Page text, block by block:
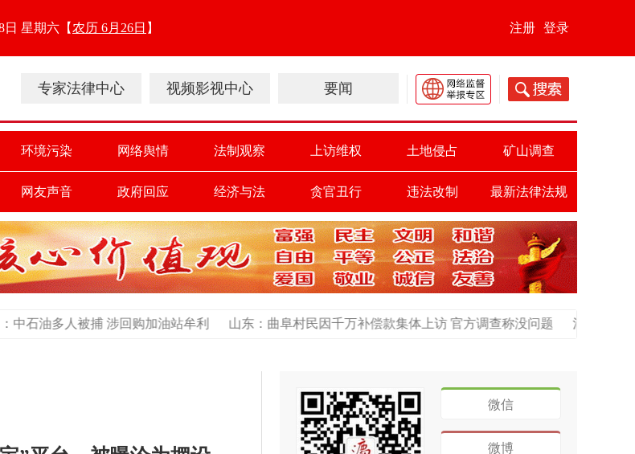
日 星期六 【农历 6月26日 】 登录
注册
专家法律中心 视频影视中心 要闻
环境污染 网络舆情 法制观察 上访维权 土地侵占 矿山调查
网友声音 政府回应 经济与法 贪官丑行 违法改制 最新法律法规
回购加油站牟利 山东：曲阜村民因千万补偿款集体上访 官方调查称没问题 河北邢台市民购买法院竞拍房
微信
微博